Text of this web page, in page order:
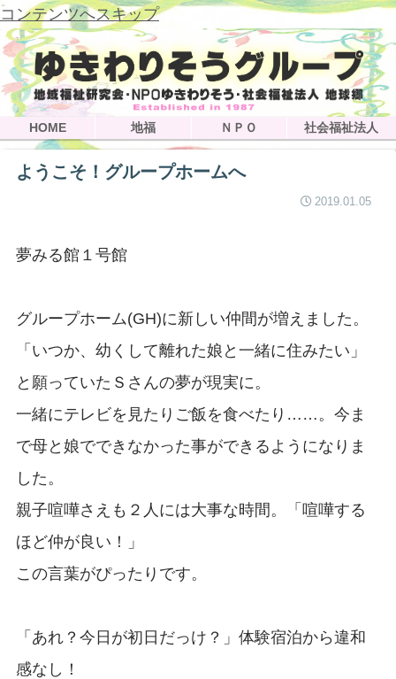
コンテンツへスキップ
HOME 地福 ＮＰＯ 社会福祉法人
ようこそ！グループホームへ
2019.01.05
夢みる館１号館
グループホーム(GH)に新しい仲間が増えました。
「いつか、幼くして離れた娘と一緒に住みたい」
と願っていたＳさんの夢が現実に。
一緒にテレビを見たりご飯を食べたり……。今ま
で母と娘でできなかった事ができるようになりま
した。
親子喧嘩さえも２人には大事な時間。「喧嘩する
ほど仲が良い！」
この言葉がぴったりです。
「あれ？今日が初日だっけ？」体験宿泊から違和
感なし！